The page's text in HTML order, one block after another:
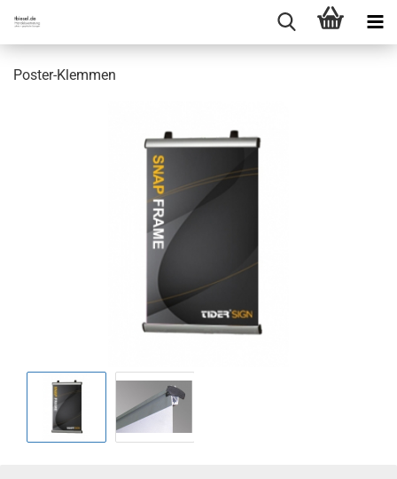
Poster-Klemmen